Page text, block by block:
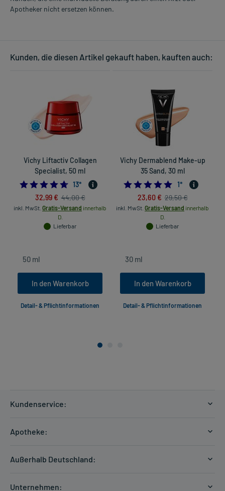
Apotheker nicht ersetzen können.
Kunden, die diesen Artikel gekauft haben, kauften auch:
Vichy Liftactiv Collagen
Specialist, 50 ml
4.6923076923076925
13*
32,99 € 44,00 €
inkl. MwSt. Gratis-Versand innerhalb
D.
Lieferbar
In den Warenkorb
Detail- & Pflichtinformationen
Vichy Dermablend Make-up
35 Sand, 30 ml
5.0
1*
23,60 € 29,50 €
inkl. MwSt. Gratis-Versand innerhalb
D.
Lieferbar
In den Warenkorb
Detail- & Pflichtinformationen
Kundenservice:
Hilfe
Apotheke:
Außerhalb Deutschland:
Unternehmen: